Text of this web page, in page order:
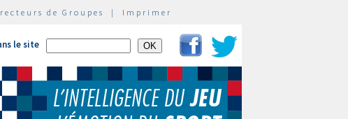
de Groupes | Imprimer
le site